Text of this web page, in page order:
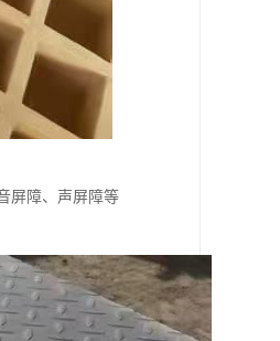
屏障、声屏障等